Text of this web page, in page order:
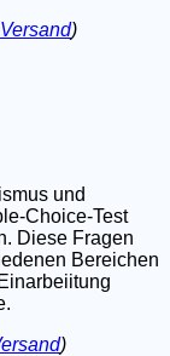
)
und
Choice-Test
Diese Fragen
Bereichen
)